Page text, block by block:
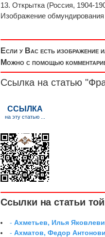
13. Открытка (Россия, 1904-
Изображение
Если у Вас есть изображение
Можно с помощью
Ссылка на статью
Ссылки на статьи
-Ахметьев, Илья
-Ахматов, Федор